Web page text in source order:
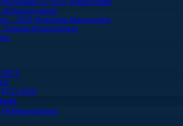
Powerheart G5 AED Wandschilder
Rettungssymbole
– AED Programm-Management
Training/Demonstration
ECO-AED